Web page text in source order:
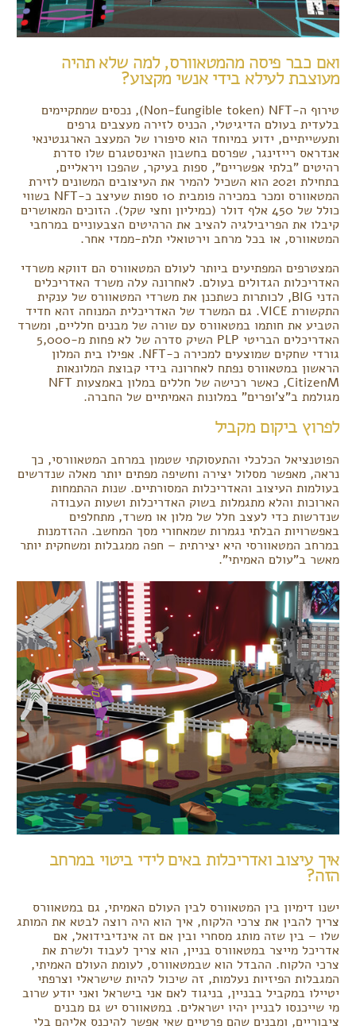
ואם כבר פיסה מהמטאוורס, למה שלא תהיה
מעוצבת לעילא בידי אנשי מקצוע?
טירוף ה-Non-fungible token) NFT), נכסים שמתקיימים
בלעדית בעולם הדיגיטלי, הכניס לזירה מעצבים גרפים
ותעשייתיים, ידוע במיוחד הוא סיפורו של המעצב הארגנטינאי
אנדראס רייזינגר, שפרסם בחשבון האינסטגרם שלו סדרת
רהיטים "בלתי אפשריים", ספות בעיקר, שהפכו ויראליים,
בתחילת 2021 הוא השכיל להמיר את העיצובים המשונים לזירת
המטאוורס ומכר במכירה פומבית 10 ספות שעיצב כ-NFT בשווי
כולל של 450 אלף דולר (כמיליון וחצי שקל). הזוכים המאושרים
קיבלו את הפריבילגיה להציב את הרהיטים הצבעוניים במרחבי
המטאוורס, או בכל מרחב וירטואלי תלת-ממדי אחר.
המצטרפים המפתיעים ביותר לעולם המטאוורס הם דווקא משרדי
האדריכלות הגדולים בעולם. לאחרונה עלה משרד האדריכלים
הדני BIG, לכותרות כשתכנן את משרדי המטאוורס של ענקית
התקשורת VICE. גם המשרד של האדריכלית המנוחה זהא חדיד
הטביע את חותמו במטאוורס עם שורה של מבנים חלליים, ומשרד
האדריכלים הבריטי PLP השיק סדרה של לא פחות מ-5,000
גורדי שחקים שמוצעים למכירה כ-NFT. אפילו בית המלון
הראשון במטאוורס נפתח לאחרונה בידי קבוצת המלונאות
CitizenM, כאשר רכישה של חללים במלון באמצעות NFT
מגולמת ב"צ'ופרים" במלונות האמיתיים של החברה.
לפרוץ ביקום מקביל
הפוטנציאל הכלכלי והתעסוקתי שטמון במרחב המטאוורסי, כך
נראה, מאפשר מסלול יצירה וחשיפה מפתים יותר מאלה שנדרשים
בעולמות העיצוב והאדריכלות המסורתיים. שנות ההתמחות
הארוכות והלא מתגמלות בשוק האדריכלות ושעות העבודה
שנדרשות כדי לעצב חלל של מלון או משרד, מתחלפים
באפשרויות הבלתי נגמרות שמאחורי מסך המחשב. ההזדמנות
במרחב המטאוורסי היא יצירתית – חפה ממגבלות ומשחקית יותר
מאשר ב"עולם האמיתי".
איך עיצוב ואדריכלות באים לידי ביטוי במרחב
הזה?
ישנו דימיון בין המטאוורס לבין העולם האמיתי, גם במטאוורס
צריך להבין את צרכי הלקוח, איך הוא היה רוצה לבטא את המותג
שלו – בין שזה מותג מסחרי ובין אם זה אינדיבידואל, אם
אדריכל מייצר במטאוורס בניין, הוא צריך לעבוד ולשרת את
צרכי הלקוח. ההבדל הוא שבמטאוורס, לעומת העולם האמיתי,
המגבלות הפיזיות נעלמות, זה שיכול להיות שישראלי וצרפתי
יטיילו במקביל בבניין, בניגוד לאם אני בישראל ואני יודע שרוב
מי שייכנסו לבניין יהיו ישראלים. במטאוורס יש גם מבנים
ציבוריים, ומבנים שהם פרטיים שאי אפשר להיכנס אליהם בלי